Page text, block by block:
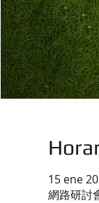
15 ene
網路研討